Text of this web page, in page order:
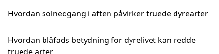
Hvordan solnedgang i aften påvirker truede dyrearter
Hvordan blåfads betydning for dyrelivet kan redde
truede arter